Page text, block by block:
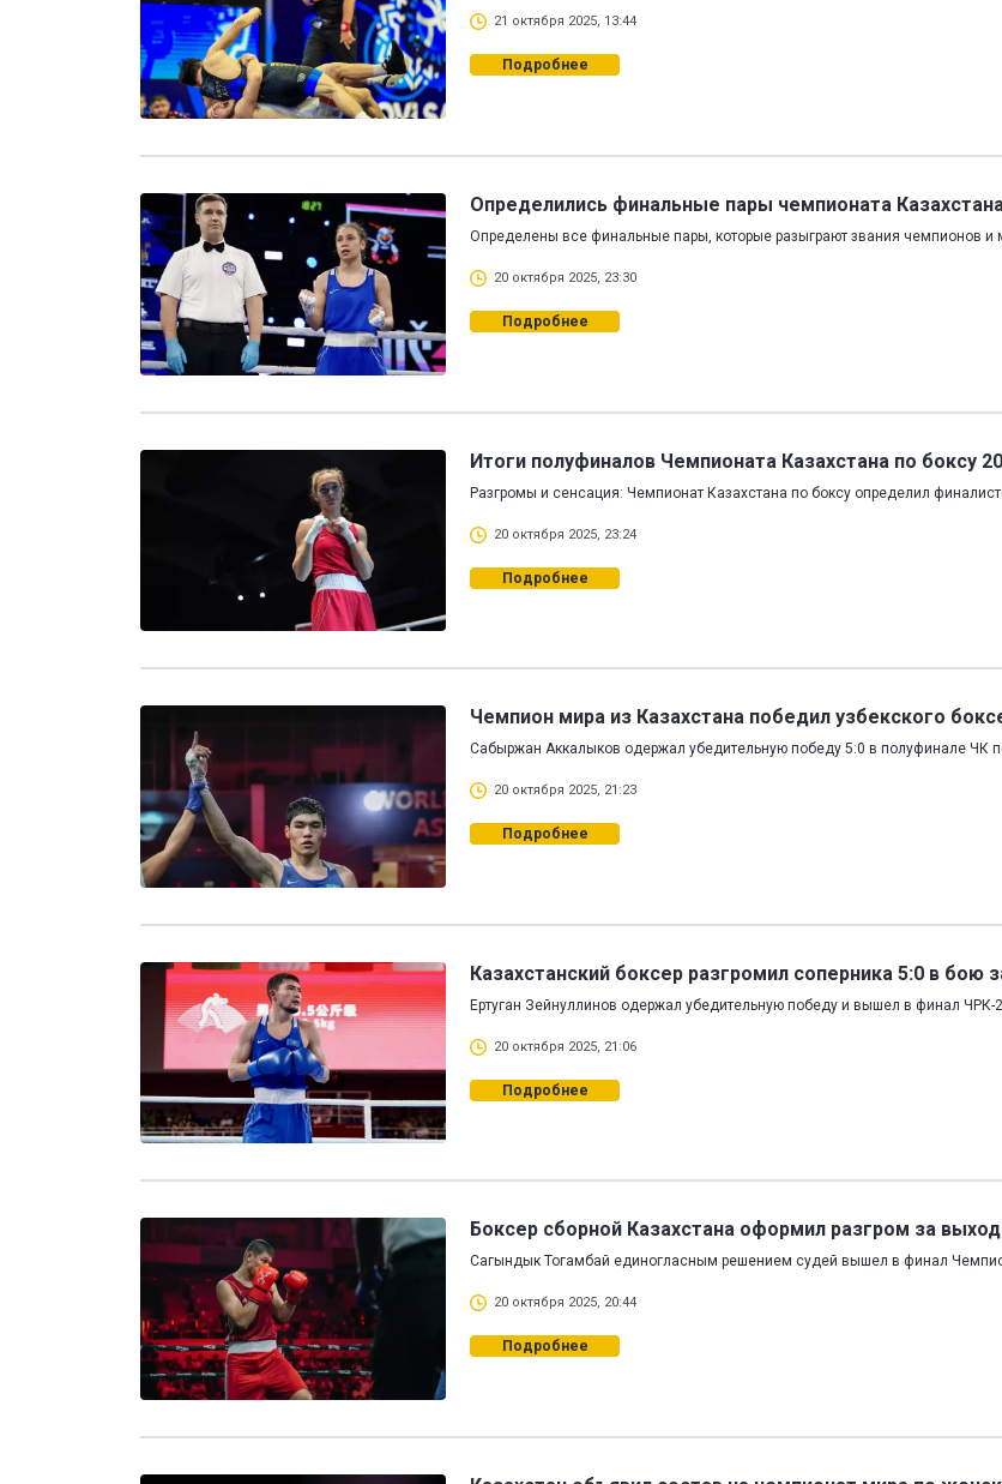
21 октября 2025, 13:44
Подробнее
Определились финальные пары чемпионата
Определены все финальные пары, которые разыграют звания чемпионов и
20 октября 2025, 23:30
Подробнее
Итоги полуфиналов Чемпионата Казахстана по боксу
Разгромы и сенсация: Чемпионат Казахстана по боксу определил
20 октября 2025, 23:24
Подробнее
Чемпион мира из Казахстана победил узбекского
Сабыржан Аккалыков одержал убедительную победу 5:0 в полуфинале ЧК
20 октября 2025, 21:23
Подробнее
Казахстанский боксер разгромил соперника 5:0 в бою
Ертуган Зейнуллинов одержал убедительную победу и вышел в финал ЧРК-
20 октября 2025, 21:06
Подробнее
Боксер сборной Казахстана оформил разгром за
Сагындык Тогамбай единогласным решением судей вышел в финал
20 октября 2025, 20:44
Подробнее